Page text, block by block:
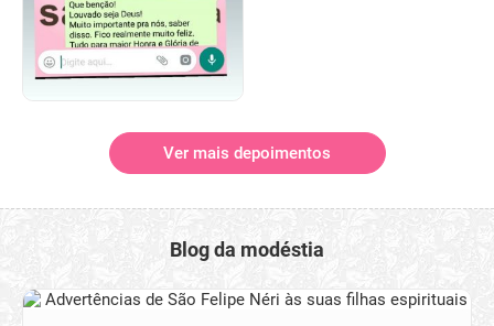
Ver mais depoimentos
Blog da modéstia